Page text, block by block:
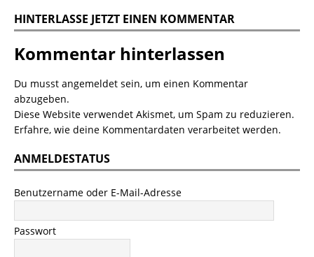
HINTERLASSE JETZT EINEN KOMMENTAR
Kommentar hinterlassen
Du musst angemeldet sein, um einen Kommentar
abzugeben.
Diese Website verwendet Akismet, um Spam zu reduzieren.
Erfahre, wie deine Kommentardaten verarbeitet werden.
ANMELDESTATUS
Benutzername oder E-Mail-Adresse
Passwort